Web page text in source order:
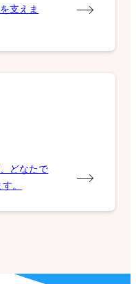
支えま
どなたで
。